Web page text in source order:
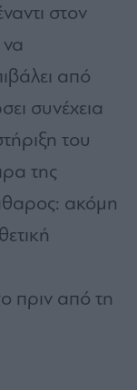
στον
από
συνέχεια
του
της
ακόμη
πριν από τη